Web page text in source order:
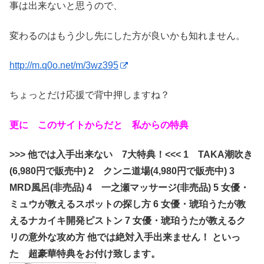
事は出来ないと思うので、
変わるのはもう少し先にした方が良いかも知れません。
http://m.q0o.net/m/3wz395
ちょっとだけ応援で背中押しますね？
更に このサイトからだと 私からの特典
>>> 他では入手出来ない 7大特典！<<< 1 TAKA潮吹き
(6,980円で販売中) 2 クンニ道場(4,980円で販売中) 3
MRD風呂(非売品) 4 一之瀬マッサージ(非売品) 5 女優・
ミュウが教えるスポットの探し方 6 女優・琥珀うたが教
えるナカイキ開発ピストン 7 女優・琥珀うたが教えるク
リの意外な攻め方 他では絶対入手出来ません！ といっ
た 超豪華特典をお付け致します。